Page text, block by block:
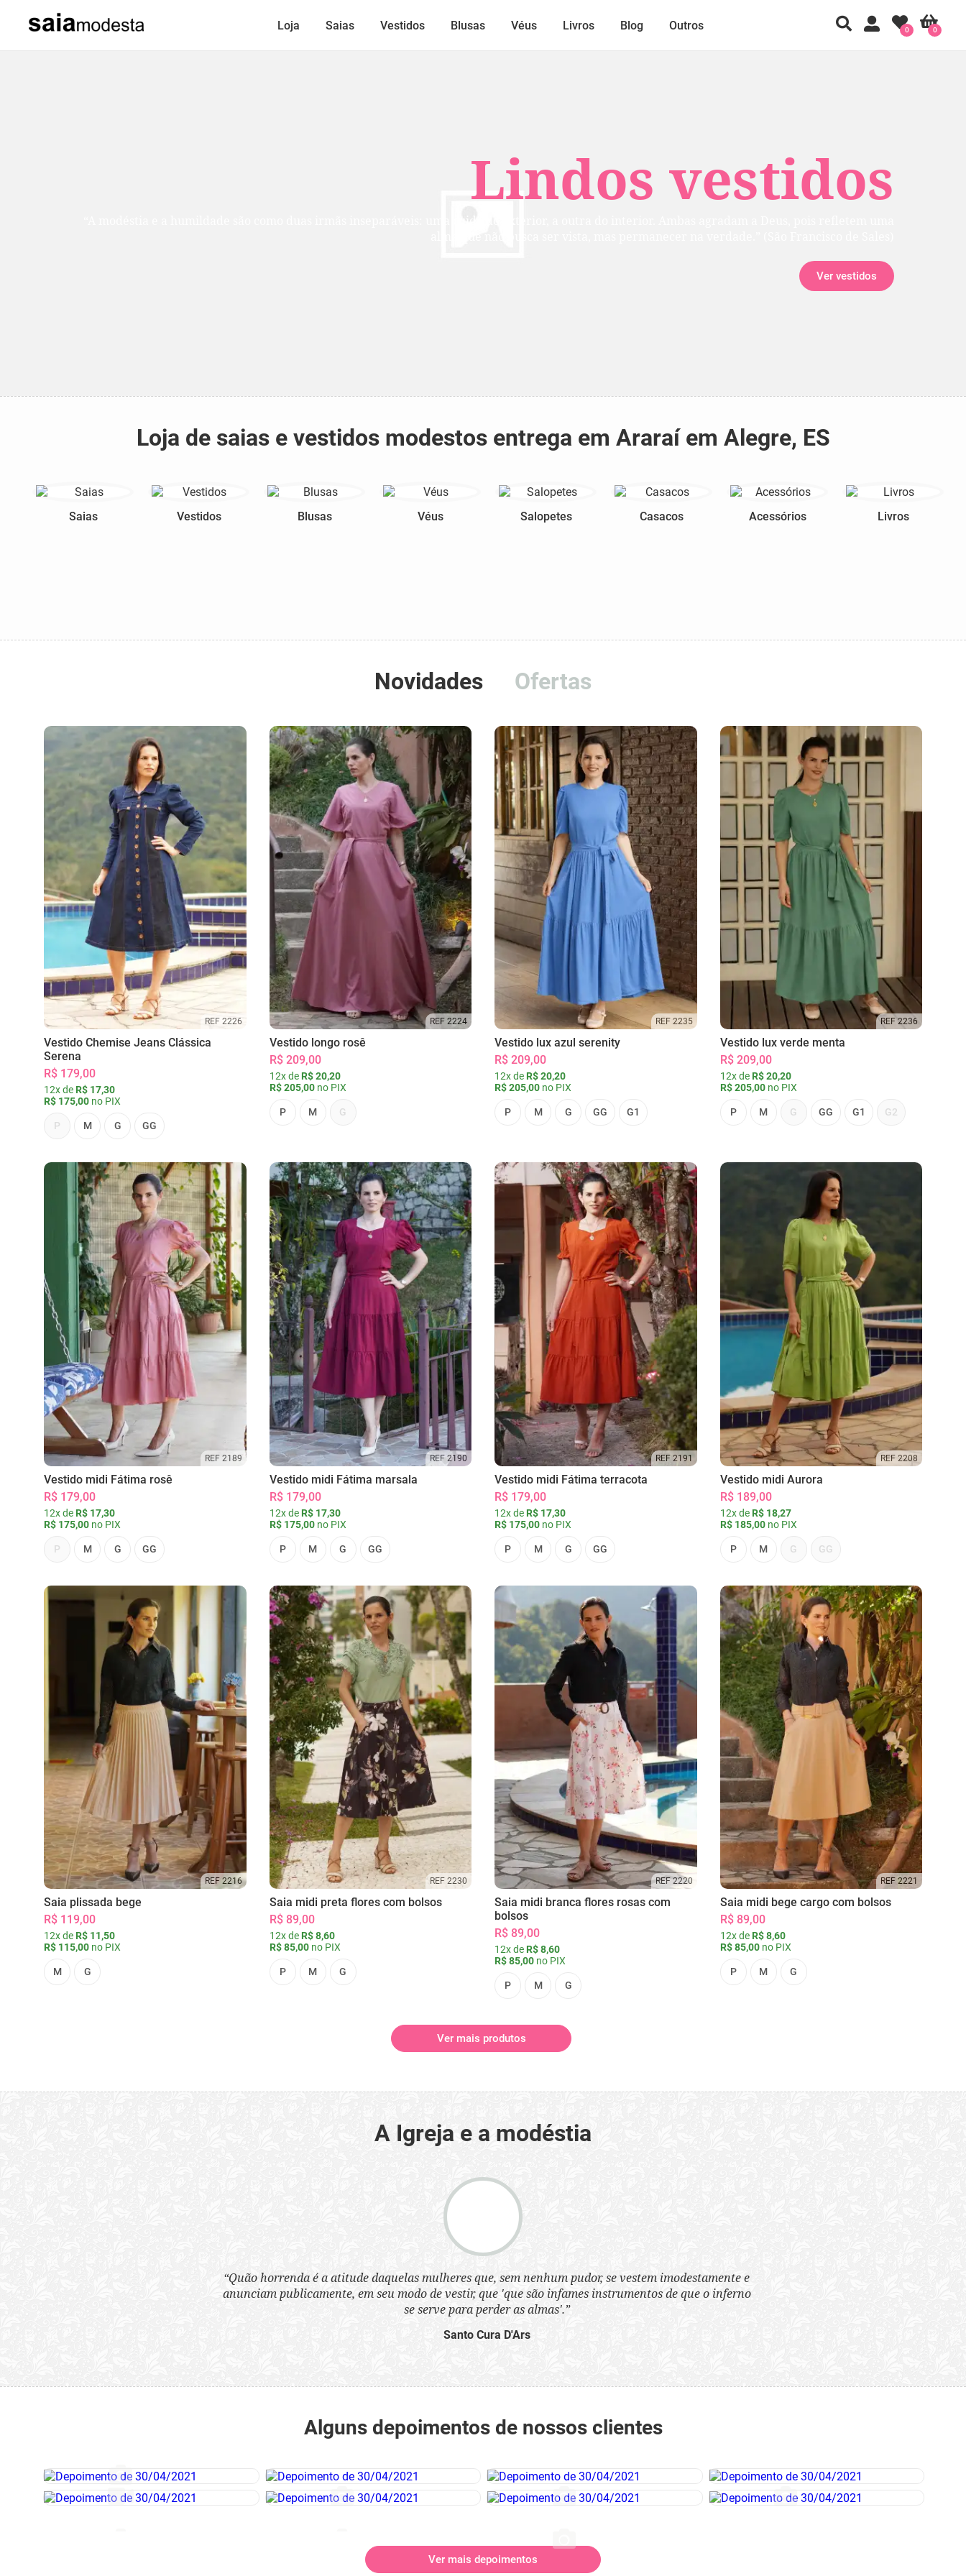
Lindos vestidos
Ver vestidos
Loja Saias Vestidos Blusas Véus Livros Blog Outros 0
0
Loja de saias e vestidos modestos entrega em Araraí em Alegre, ES
Saias Vestidos Blusas Véus Salopetes Casacos Acessórios Livros
Novidades Ofertas
REF 2226
Vestido Chemise Jeans Clássica
Serena
R$ 179,00
12x de R$ 17,30
R$ 175,00 no PIX
P M G GG
REF 2224
Vestido longo rosê
R$ 209,00
12x de R$ 20,20
R$ 205,00no PIX
P M G
REF 2235
Vestido lux azul serenity
R$ 209,00
12x de R$ 20,20
R$ 205,00 no PIX
P M G GG G1
REF 2236
Vestido lux verde menta
R$ 209,00
12x de R$ 20,20
R$ 205,00no PIX
P M G GG G1 G2
REF 2189
Vestido midi Fátima rosê
R$ 179,00
12x de R$ 17,30
R$ 175,00 no PIX
P M G GG
REF 2190
Vestido midi Fátima marsala
R$ 179,00
12x de R$ 17,30
R$ 175,00no PIX
P M G GG
REF 2191
Vestido midi Fátima terracota
R$ 179,00
12x de R$ 17,30
R$ 175,00 no PIX
P M G GG
REF 2208
Vestido midi Aurora
R$ 189,00
12x de R$ 18,27
R$ 185,00no PIX
P M G GG
REF 2216
Saia plissada bege
R$ 119,00
12x de R$ 11,50
R$ 115,00 no PIX
M G
REF 2230
Saia midi preta flores com bolsos
R$ 89,00
12x de R$ 8,60
R$ 85,00no PIX
P M G
REF 2220
Saia midi branca flores rosas com
bolsos
R$ 89,00
12x de R$ 8,60
R$ 85,00 no PIX
P M G
REF 2221
Saia midi bege cargo com bolsos
R$ 89,00
12x de R$ 8,60
R$ 85,00no PIX
P M G
Ver mais produtos
A Igreja e a modéstia
“Quão horrenda é a atitude daquelas mulheres que, sem nenhum pudor, se vestem imodestamente e
anunciam publicamente, em seu modo de vestir, que 'que são infames instrumentos de que o inferno
se serve para perder as almas'.”
Santo Cura D'Ars
Alguns depoimentos de nossos clientes
Ver mais depoimentos